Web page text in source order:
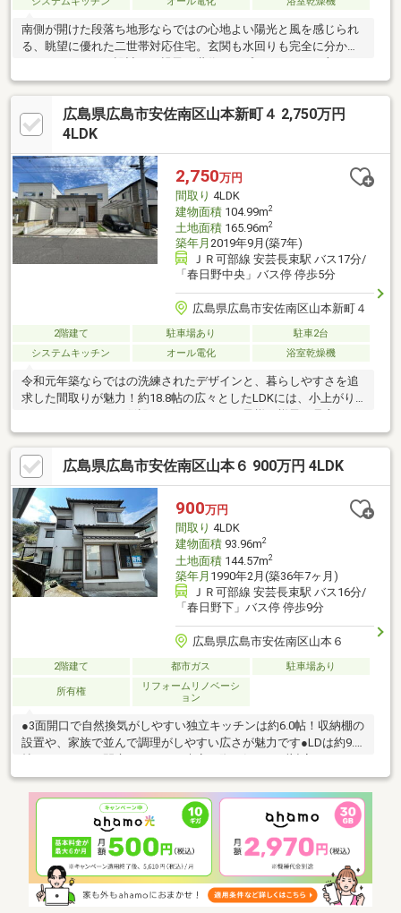
南側が開けた段落ち地形ならではの心地よい陽光と風を感じられ
る、眺望に優れた二世帯対応住宅。玄関も水回りも完全に分かれ
がら安心して暮らせます。明るく広々としたリビングを中心に、
来客対応や子どもの遊び場として使える和室、収納豊富な洋室な
ど、多彩な暮らし方に対応できる間取りが魅力。オール電化で経
済的なうえ、玄関前の庭や堀込車庫など日常を支える設備も充実
広島県広島市安佐南区山本新町４ 2,750万円
4LDK
2,750万円
間取り 4LDK
建物面積104.99m2
土地面積165.96m2
築年月 2019年9月(築7年)
ＪＲ可部線 安芸長束駅 バス17分/
「春日野中央」バス停 停歩5分
広島県広島市安佐南区山本新町４
2階建て 駐車場あり
駐車2台
システムキッチン
オール電化 浴室乾燥機
令和元年築ならではの洗練されたデザインと、暮らしやすさを追
求した間取りが魅力！約18.8帖の広々としたLDKには、小上がり
とができるため子育て世帯にもおすすめ！キッチン・洗面脱衣
室・浴室を効率よく配置した家事動線により、毎日の家事負担を
軽減。南側にはプライベートガーデンとウッドデッキを備え、お
子様の遊び場やご家族の憩いの場として最適！太陽光発電システ
ムを搭載したオール電化住宅です。さらに家全体に浄水が供給さ
れる設備を採用しており、毎日の暮らしに安心をプラス。カーポ
ート付き駐車スペース2台分を確保し、雨の日の乗り降りも快適。
広島県広島市安佐南区山本６ 900万円 4LDK
900万円
間取り 4LDK
建物面積93.96m2
土地面積144.57m2
築年月 1990年2月(築36年7ヶ月)
ＪＲ可部線 安芸長束駅 バス16分/
「春日野下」バス停 停歩9分
広島県広島市安佐南区山本６
2階建て 都市ガス 駐車場あり
所有権
リフォームリノベーシ
ョン
●3面開口で自然換気がしやすい独立キッチンは約6.0帖！収納棚の
設置や、家族で並んで調理がしやすい広さが魅力です●LDは約9.0
●1階和室は客間他、リビングと繋がり目が届きやすいため小さな
お子様の遊戯スペースなど汎用性高く使えます●全居室6帖以上！
出窓があり広さにゆとりを感じられます●駐車スペースは1台可能
（車種による）です●庭に植物の手入れや、掃除に便利な立水栓
があります●緑豊かな閑静な住宅地。車で約5分程の場所に、スー
パーやドラッグストア、病院等があります●市道から奥まった家
のためプライバシーと静かな住環境を保てます